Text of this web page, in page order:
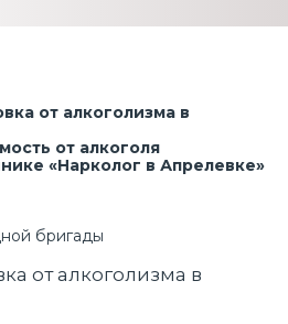
от алкоголизма в
от алкоголя
«Нарколог в Апрелевке»
бригады